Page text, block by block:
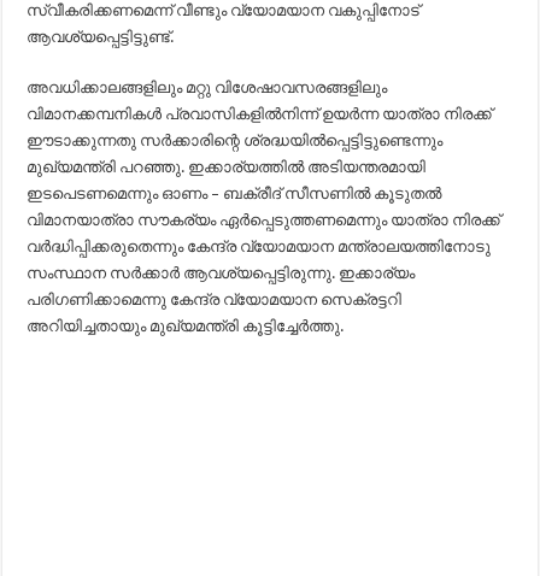
സ്വീകരിക്കണമെന്ന് വീണ്ടും വ്യോമയാന വകുപ്പിനോട്
ആവശ്യപ്പെട്ടിട്ടുണ്ട്.
അവധിക്കാലങ്ങളിലും മറ്റു വിശേഷാവസരങ്ങളിലും
വിമാനക്കമ്പനികള്‍ പ്രവാസികളില്‍നിന്ന് ഉയര്‍ന്ന യാത്രാ നിരക്ക്
ഈടാക്കുന്നതു സര്‍ക്കാരിന്റെ ശ്രദ്ധയില്‍പ്പെട്ടിട്ടുണ്ടെന്നും
മുഖ്യമന്ത്രി പറഞ്ഞു. ഇക്കാര്യത്തില്‍ അടിയന്തരമായി
ഇടപെടണമെന്നും ഓണം – ബക്രീദ് സീസണില്‍ കൂടുതല്‍
വിമാനയാത്രാ സൗകര്യം ഏര്‍പ്പെടുത്തണമെന്നും യാത്രാ നിരക്ക്
വര്‍ദ്ധിപ്പിക്കരുതെന്നും കേന്ദ്ര വ്യോമയാന മന്ത്രാലയത്തിനോടു
സംസ്ഥാന സര്‍ക്കാര്‍ ആവശ്യപ്പെട്ടിരുന്നു. ഇക്കാര്യം
പരിഗണിക്കാമെന്നു കേന്ദ്ര വ്യോമയാന സെക്രട്ടറി
അറിയിച്ചതായും മുഖ്യമന്ത്രി കൂട്ടിച്ചേർത്തു.